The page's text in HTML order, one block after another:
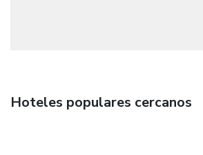
Hoteles populares cercanos